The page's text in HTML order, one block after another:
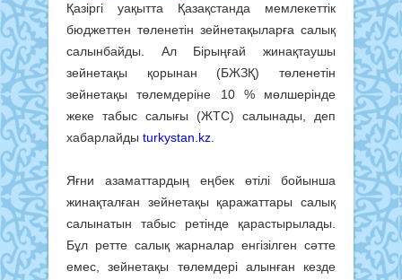
Қазіргі уақытта Қазақстанда мемлекеттік
бюджеттен төленетін зейнетақыларға салық
салынбайды. Ал Бірыңғай жинақтаушы
зейнетақы қорынан (БЖЗҚ) төленетін
зейнетақы төлемдеріне 10 % мөлшерінде
жеке табыс салығы (ЖТС) салынады, деп
хабарлайды turkystan.kz.
Яғни азаматтардың еңбек өтілі бойынша
жинақталған зейнетақы қаражаттары салық
салынатын табыс ретінде қарастырылады.
Бұл ретте салық жарналар енгізілген сәтте
емес, зейнетақы төлемдері алынған кезде